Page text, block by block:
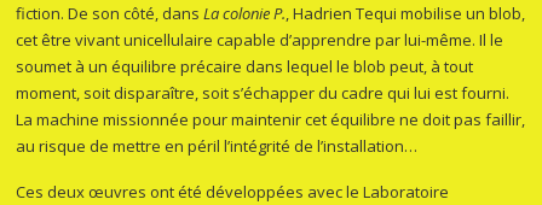
fiction. De son côté, dansLa colonie P., Hadrien Tequi mobilise un blob,
cet être vivant unicellulaire capable d’apprendre par lui-même. Il le
soumet à un équilibre précaire dans lequel le blob peut, à tout
moment, soit disparaître, soit s’échapper du cadre qui lui est fourni.
La machine missionnée pour maintenir cet équilibre ne doit pas faillir,
au risque de mettre en péril l’intégrité de l’installation…
Ces deux œuvres ont été développées avec le Laboratoire